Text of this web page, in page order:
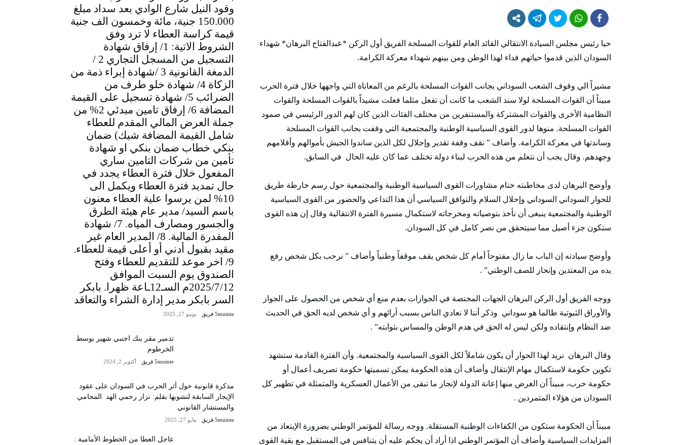
حيا رئيس مجلس السيادة الانتقالي القائد العام للقوات المسلحة الفريق أول الركن *عبدالفتاح البرهان* شهداء
السودان الذين قدموا حياتهم فداء لهذا الوطن ومن بينهم شهداء معركة الكرامة.
مشيراً الي وقوف الشعب السوداني بجانب القوات المسلحة بالرغم من المعاناة التي واجهها خلال فترة الحرب
مبيناً أن القوات المسلحة لولا سند الشعب ما كانت أن تفعل مثلما فعلت مشيداً بالقوات المسلحة والقوات
النظامية الأخرى والقوات المشتركة والمستنفرين من مختلف الفئات الذين كان لهم الدور الرئيسي في صمود
القوات المسلحة. منوها لدور القوى السياسية الوطنية والمجتمعية التي وقفت بجانب القوات المسلحة
وساندتها في معركة الكرامة. وأضاف ” نقف وقفة تقدير وإجلال لكل الذين ساندوا الجيش بأموالهم وأقلامهم
وجهدهم. وقال يجب أن نتعلم من هذه الحرب لبناء دولة تختلف عما كان عليه الحال في السابق.
وأوضح البرهان لدى مخاطبته ختام مشاورات القوى السياسية الوطنية والمجتمعية حول رسم خارطة طريق
للحوار السوداني السوداني وإحلال السلام والتوافق السياسي أن هذا التداعي والحضور من القوى السياسية
الوطنية والمجتمعية ينبغى أن نأخذ بتوصياته ومخرجاته لاستكمال مسيرة الفترة الانتقالية وقال إن هذه القوى
ستكون جزء أصيل مما سيتحقق من نصر كامل في كل السودان.
وأوضح سيادته إن الباب ما زال مفتوحاً أمام كل شخص يقف موقفاً وطنياً وأضاف ” نرحب بكل شخص رفع
يده من المعتدين وإنحاز للصف الوطني” .
ووجه الفريق أول الركن البرهان الجهات المختصة في الجوازات بعدم منع أي شخص من الحصول على الجواز
والأوراق الثبوتية طالما هو سوداني وذكر أننا لا نعادي الناس بسبب آرائهم و أي شخص لديه الحق في الحديث
ضد النظام وإنتقاده ولكن ليس له الحق في هدم الوطن والمساس بثوابته” .
وقال البرهان نريد لهذا الحوار أن يكون شاملاً لكل القوى السياسية والمجتمعية. وأن الفترة القادمة ستشهد
تكوين حكومة لاستكمال مهام الإنتقال وأضاف أن هذه الحكومة يمكن تسميتها حكومة تصريف أعمال أو
حكومة حرب، مبيناً أن الغرض منها إعانة الدولة لإنجاز ما تبقى من الأعمال العسكرية والمتمثلة في تطهير كل
السودان من هؤلاء المتمردين .
مبيناً أن الحكومة ستكون من الكفاءات الوطنية المستقلة. ووجه رسالة للمؤتمر الوطني بضرورة الإبتعاد من
المزايدات السياسية وأضاف أن المؤتمر الوطني اذا أراد أن يحكم عليه أن يتنافس في المستقبل مع بقية القوى
وقود النيل شارع الوادي بعد سداد مبلغ
150.000 جنية، مائة وخمسون الف جنية
قيمة كراسة العطاء لا ترد وفق
الشروط الاتية: 1/ إرفاق شهادة
التسجيل من المسجل التجاري 2 /
الدمغة القانونية 3 /شهادة إبراء ذمة من
الزكاة 4/ شهادة خلو طرف من
الضرائب 5/ شهادة تسجيل على القيمة
المضافة 6/ إرفاق تامين مبدئي 2% من
جملة العرض المالي المقدم للعطاء
شامل القيمة المضافة شيك) ضمان
بنكي خطاب ضمان بنكي او شهادة
تأمين من شركات التامين ساري
المفعول خلال فترة العطاء يجدد في
حال تمديد فترة العطاء ويكمل الى
10% لمن يرسوا علية العطاء معنون
باسم السيد/ مدير عام هيئة الطرق
والجسور ومصارف المياه. 7/ شهادة
المقدرة المالية. 8/ المدير العام غير
مقيد بقبول أدني أو أعلى قيمة للعطاء.
9/ اخر موعد للتقديم للعطاء وفتح
الصندوق يوم السبت الموافق
2025/7/12م السـ12ـاعة ظهرا. بابكر
السر بابكر مدير إدارة الشراء والتعاقد
5muinte فريق يونيو 27, 2025
تدمير مقر بنك اجنبي شهير بوسط
الخرطوم
5muinte فريق أكتوبر 2, 2024
مذكرة قانونية حول أثر الحرب في السودان على عقود
الإيجار السابقة لنشوبها بقلم: نزار رحمي الهد المحامي
والمستشار القانوني
5muinte فريق مايو 27, 2025
عاجل العطا من الخطوط الأمامية :